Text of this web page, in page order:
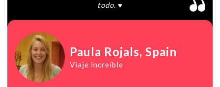
todo. ♥️
Paula Rojals, Spain
Viaje increíble